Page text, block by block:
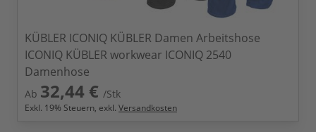
KÜBLER ICONIQ KÜBLER Damen Arbeitshose
ICONIQ KÜBLER workwear ICONIQ 2540
Damenhose
Ab 32,44 € /Stk
Exkl. 19% Steuern, exkl. Versandkosten